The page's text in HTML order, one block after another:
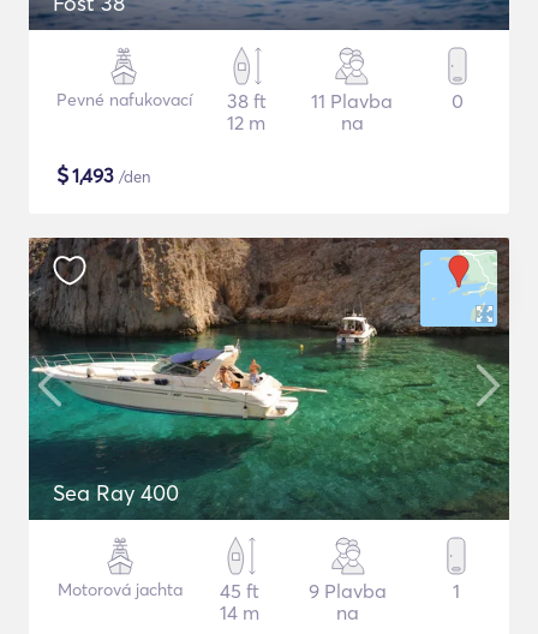
Pevné nafukovací
38 ft
12 m
11 Plavba
na
0
$1,493 /den
Sea Ray 400
Motorová jachta
45 ft
14 m
9 Plavba
na
1